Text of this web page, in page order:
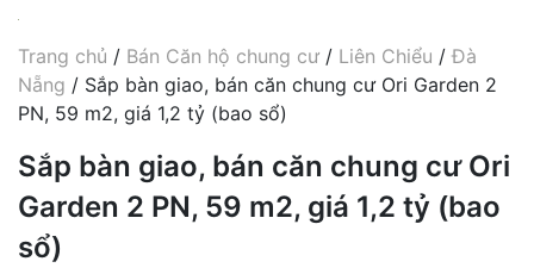
Trang chủ / Bán Căn hộ chung cư / Liên Chiểu / Đà
Nẵng / Sắp bàn giao, bán căn chung cư Ori Garden 2
PN, 59 m2, giá 1,2 tỷ (bao sổ)
Sắp bàn giao, bán căn chung cư Ori
Garden 2 PN, 59 m2, giá 1,2 tỷ (bao
sổ)